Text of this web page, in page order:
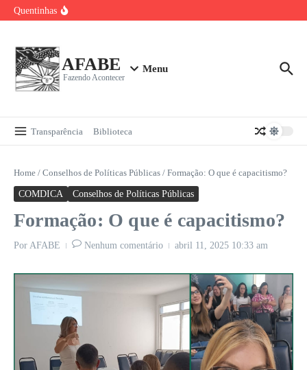
Ir para o conteúdo
Quentinhas
Baile Carnavalesco da Pessoa Idosa 2026
AFABE
Fazendo Acontecer
Menu
Transparência Biblioteca
Home / Conselhos de Políticas Públicas / Formação: O que é capacitismo?
COMDICA Conselhos de Políticas Públicas
Formação: O que é capacitismo?
Por AFABE Nenhum comentário abril 11, 2025 10:33 am